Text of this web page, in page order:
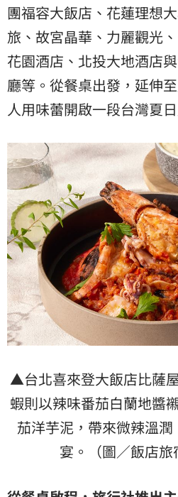
團福容大飯店、花蓮理想
旅、故宮晶華、力麗觀光
花園酒店、北投大地酒店
廳等。從餐桌出發，延伸
人用味蕾開啟一段台灣夏
▲台北喜來登大飯店比薩
蝦則以辣味番茄白蘭地醬
茄洋芋泥，帶來微辣溫
宴。（圖／飯店旅